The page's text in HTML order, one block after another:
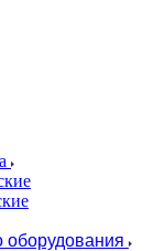
оборудования